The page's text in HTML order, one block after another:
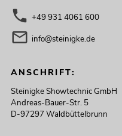
+49 931 4061 600
info@steinigke.de
ANSCHRIFT:
Steinigke Showtechnic GmbH
Andreas-Bauer-Str. 5
D-97297 Waldbüttelbrunn